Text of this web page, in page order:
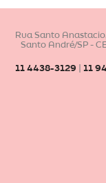
Rua Santo
Santo André/SP -
11 4438-3129 11